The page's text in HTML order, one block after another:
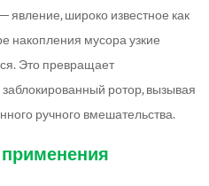
явление, широко известное как
накопления мусора узкие
Это превращает
ротор, вызывая
ручного вмешательства.